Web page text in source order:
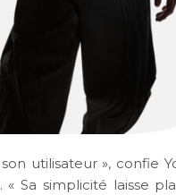
utilisateur », confie
« Sa simplicité laisse